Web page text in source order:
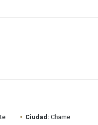
Ciudad: Chame